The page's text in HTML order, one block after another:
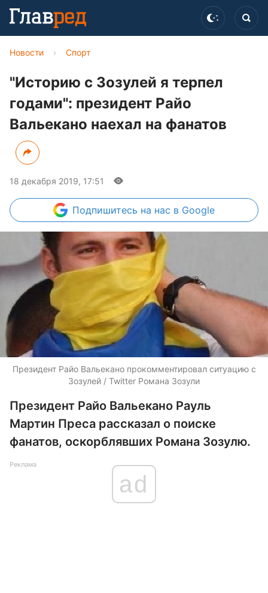
Новости › Спорт
"Историю с Зозулей я терпел
годами": президент Райо
Вальекано наехал на фанатов
18 декабря 2019, 17:51
Подпишитесь на нас в Google
Президент Райо Вальекано прокомментировал ситуацию с
Зозулей / Twitter Романа Зозули
Президент Райо Вальекано Рауль
Мартин Преса рассказал о поиске
фанатов, оскорблявших Романа Зозулю.
Реклама
ad